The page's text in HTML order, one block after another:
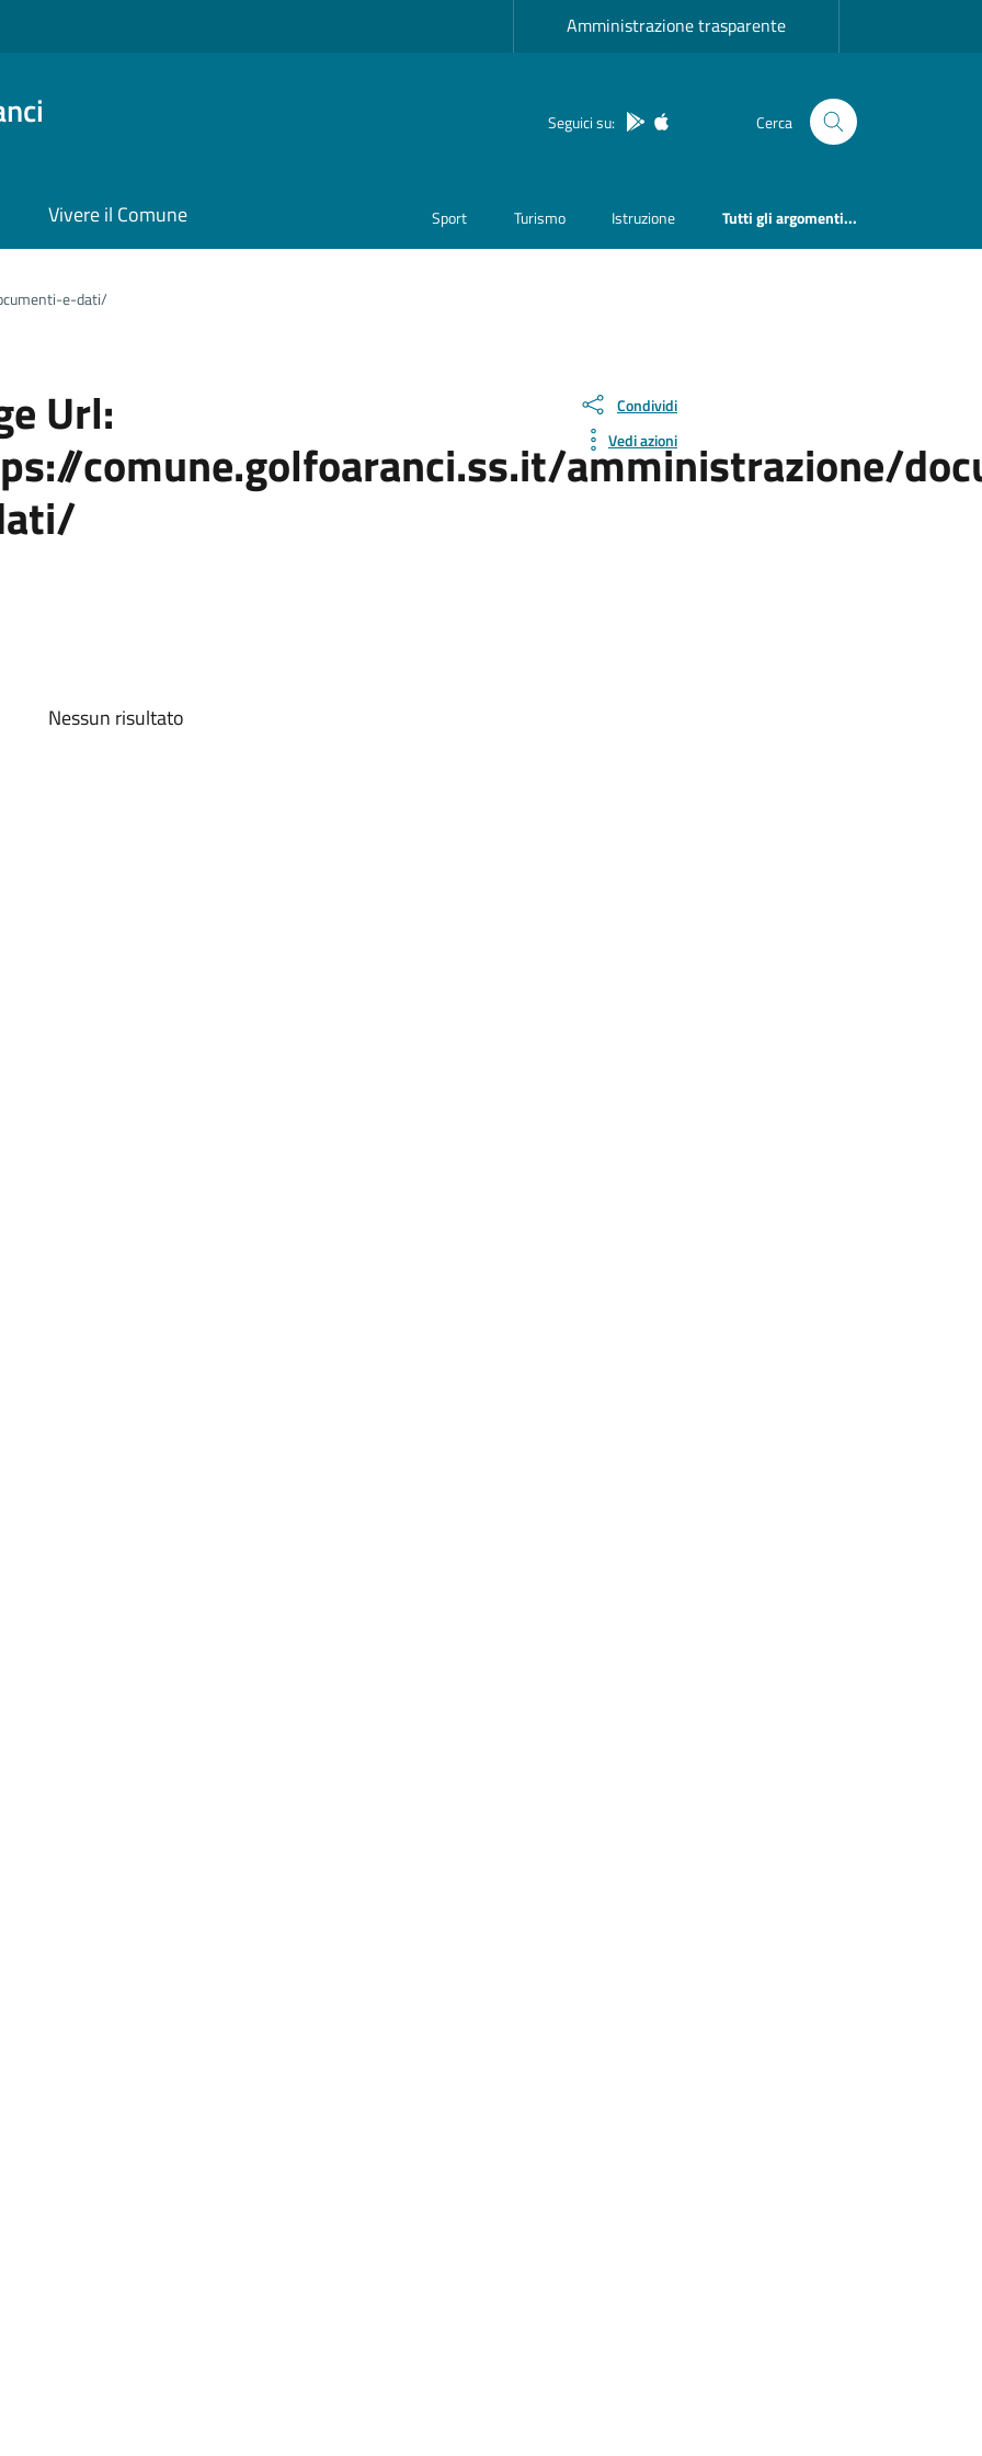
Amministrazione trasparente
Seguici su: App Android
App IOS Cerca
Vivere il Comune Sport Turismo Istruzione Tutti gli argomenti...
e-dati/
Url:
comune.golfoaranci.ss.it/amministrazione/
Condividi
Vedi azioni
Nessun risultato